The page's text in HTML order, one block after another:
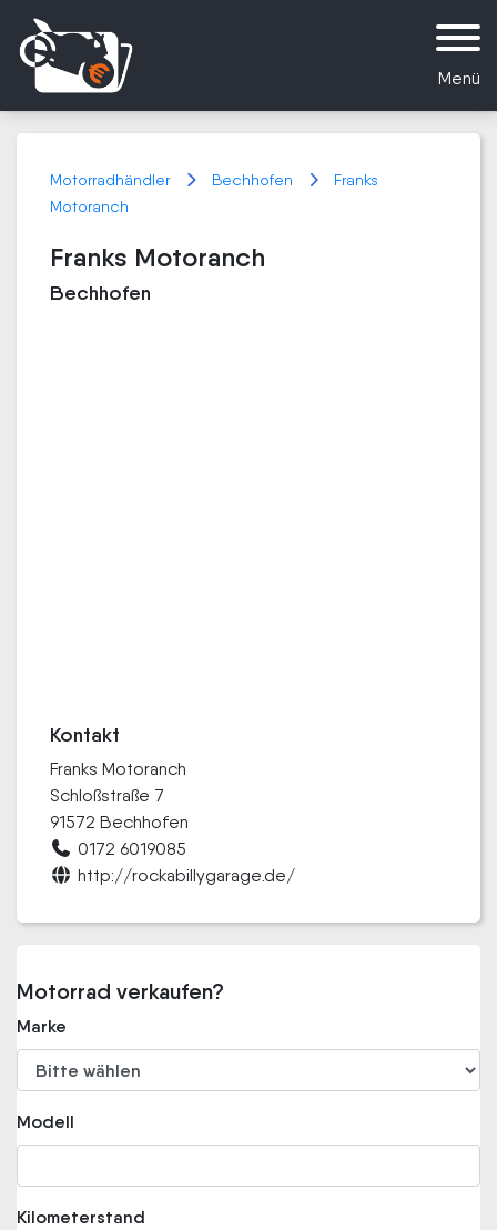
Menü
Motorradhändler Bechhofen
Franks
Motoranch
Franks Motoranch
Bechhofen
Kontakt
Franks Motoranch
Schloßstraße 7
91572 Bechhofen
0172 6019085
http://rockabillygarage.de/
Motorrad verkaufen?
Marke
Modell
Kilometerstand